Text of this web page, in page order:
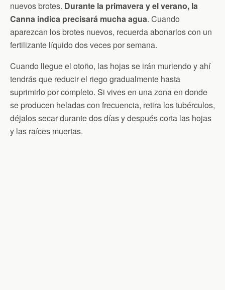
nuevos brotes. Durante la primavera y el verano, la
Canna indica precisará mucha agua. Cuando
aparezcan los brotes nuevos, recuerda abonarlos con un
fertilizante líquido dos veces por semana.
Cuando llegue el otoño, las hojas se irán muriendo y ahí
tendrás que reducir el riego gradualmente hasta
suprimirlo por completo. Si vives en una zona en donde
se producen heladas con frecuencia, retira los tubérculos,
déjalos secar durante dos días y después corta las hojas
y las raíces muertas.